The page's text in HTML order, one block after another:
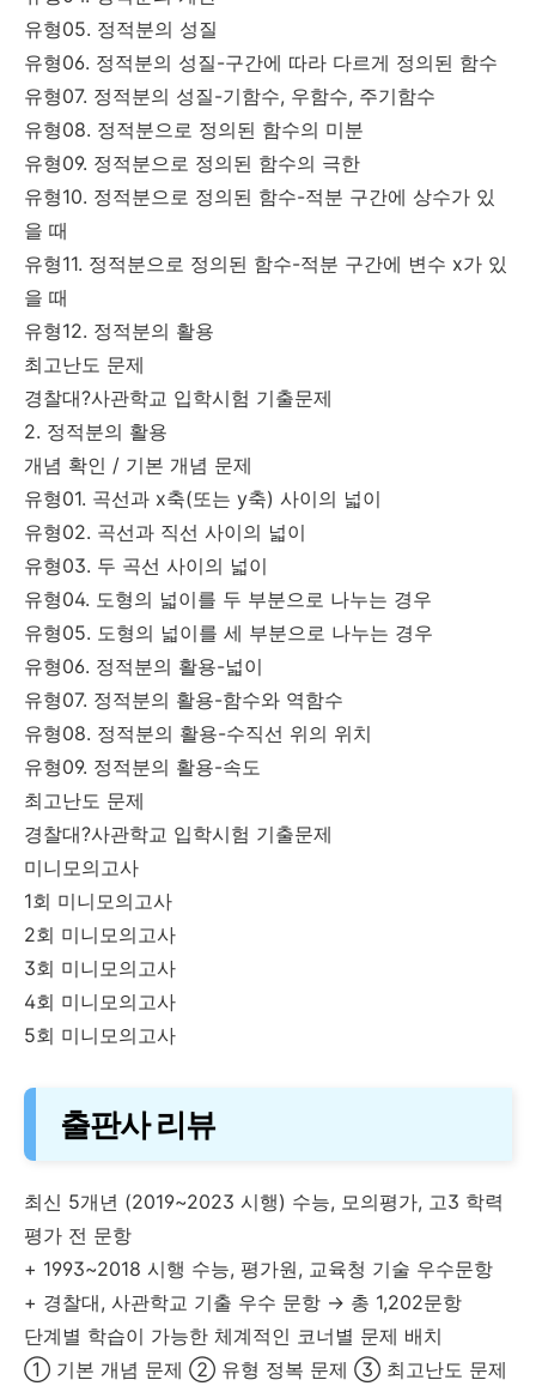
유형05. 정적분의 성질
유형06. 정적분의 성질-구간에 따라 다르게 정의된 함수
유형07. 정적분의 성질-기함수, 우함수, 주기함수
유형08. 정적분으로 정의된 함수의 미분
유형09. 정적분으로 정의된 함수의 극한
유형10. 정적분으로 정의된 함수-적분 구간에 상수가 있
을 때
유형11. 정적분으로 정의된 함수-적분 구간에 변수 x가 있
을 때
유형12. 정적분의 활용
최고난도 문제
경찰대?사관학교 입학시험 기출문제
2. 정적분의 활용
개념 확인 / 기본 개념 문제
유형01. 곡선과 x축(또는 y축) 사이의 넓이
유형02. 곡선과 직선 사이의 넓이
유형03. 두 곡선 사이의 넓이
유형04. 도형의 넓이를 두 부분으로 나누는 경우
유형05. 도형의 넓이를 세 부분으로 나누는 경우
유형06. 정적분의 활용-넓이
유형07. 정적분의 활용-함수와 역함수
유형08. 정적분의 활용-수직선 위의 위치
유형09. 정적분의 활용-속도
최고난도 문제
경찰대?사관학교 입학시험 기출문제
미니모의고사
1회 미니모의고사
2회 미니모의고사
3회 미니모의고사
4회 미니모의고사
5회 미니모의고사
출판사 리뷰
최신 5개년 (2019~2023 시행) 수능, 모의평가, 고3 학력
평가 전 문항
+ 1993~2018 시행 수능, 평가원, 교육청 기술 우수문항
+ 경찰대, 사관학교 기출 우수 문항 → 총 1,202문항
단계별 학습이 가능한 체계적인 코너별 문제 배치
① 기본 개념 문제 ② 유형 정복 문제 ③ 최고난도 문제